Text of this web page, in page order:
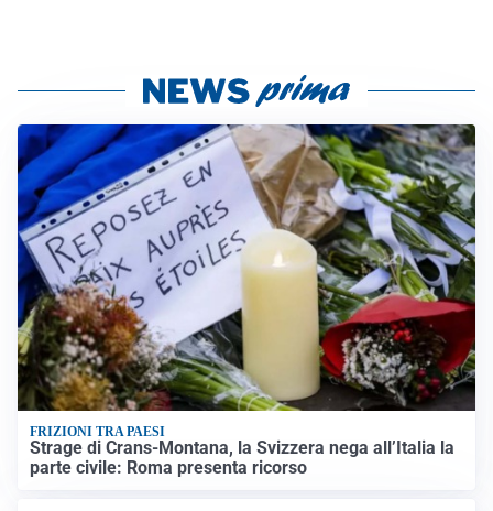
FRIZIONI TRA PAESI
Strage di Crans-Montana, la Svizzera nega all’Italia la
parte civile: Roma presenta ricorso